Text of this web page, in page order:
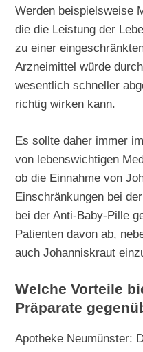
Werden beispielsweise
die die Leistung der
zu einer
Arzneimittel würde
wesentlich schneller
richtig wirken kann.
Es sollte daher immer
von lebenswichtigen
ob die Einnahme von
Einschränkungen bei
bei der Anti-Baby-Pille
Patienten davon ab,
auch Johanniskraut
Welche Vorteile
Präparate
Apotheke Neumünster: